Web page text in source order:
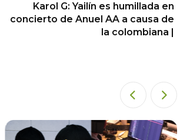
Karol G: Yailín es humillada en
concierto de Anuel AA a causa de
la colombiana |